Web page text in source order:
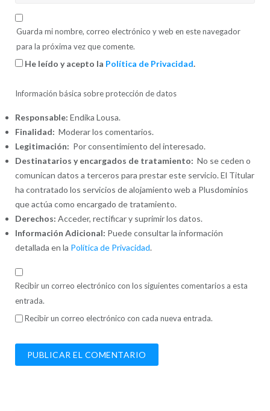
Guarda mi nombre, correo electrónico y web en este navegador
para la próxima vez que comente.
He leído y acepto la Política de Privacidad.
Información básica sobre protección de datos
Responsable: Endika Lousa.
Finalidad: Moderar los comentarios.
Legitimación: Por consentimiento del interesado.
Destinatarios y encargados de tratamiento: No se ceden o
comunican datos a terceros para prestar este servicio. El Titular
ha contratado los servicios de alojamiento web a Plusdominios
que actúa como encargado de tratamiento.
Derechos: Acceder, rectificar y suprimir los datos.
Información Adicional: Puede consultar la información
detallada en la Política de Privacidad.
Recibir un correo electrónico con los siguientes comentarios a esta
entrada.
Recibir un correo electrónico con cada nueva entrada.